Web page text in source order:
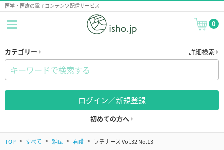
医学・医療の電子コンテンツ配信サービス
0
カテゴリー 詳細検索
ログイン／新規登録
初めての方へ
TOP すべて 雑誌 看護 プチナース Vol.32 No.13